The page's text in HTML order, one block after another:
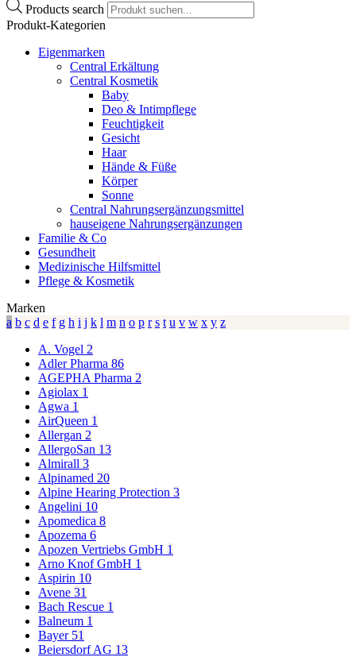
Products search
Produkt-Kategorien
Eigenmarken
Central Erkältung
Central Kosmetik
Baby
Deo & Intimpflege
Feuchtigkeit
Gesicht
Haar
Hände & Füße
Körper
Sonne
Central Nahrungsergänzungsmittel
hauseigene Nahrungsergänzungen
Familie & Co
Gesundheit
Medizinische Hilfsmittel
Pflege & Kosmetik
Marken
a b c d e f g h i j k l m n o p r s t u v w x y z
A. Vogel 2
Adler Pharma 86
AGEPHA Pharma 2
Agiolax 1
Agwa 1
AirQueen 1
Allergan 2
AllergoSan 13
Almirall 3
Alpinamed 20
Alpine Hearing Protection 3
Angelini 10
Apomedica 8
Apozema 6
Apozen Vertriebs GmbH 1
Arno Knof GmbH 1
Aspirin 10
Avene 31
Bach Rescue 1
Balneum 1
Bayer 51
Beiersdorf AG 13